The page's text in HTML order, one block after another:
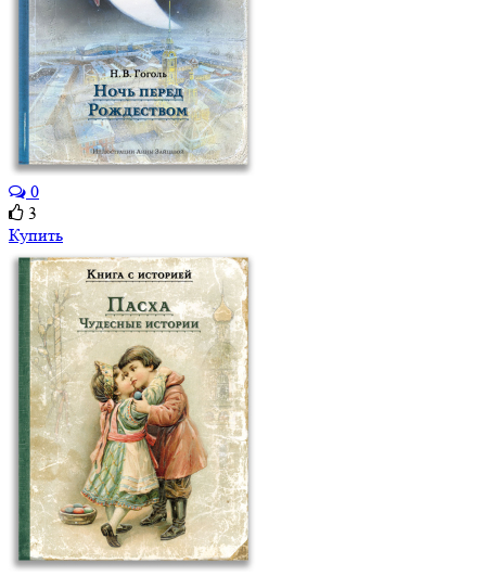
0
3
Купить